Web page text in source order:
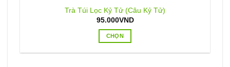
HẾT HÀNG
Trà Túi Lọc Kỷ Tử (Câu Kỷ Tử)
95.000VND
CHỌN